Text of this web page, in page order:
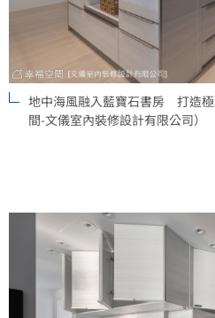
地中海風融入藍寶石書房 打造
間-文儀室內裝修設計有限公司）